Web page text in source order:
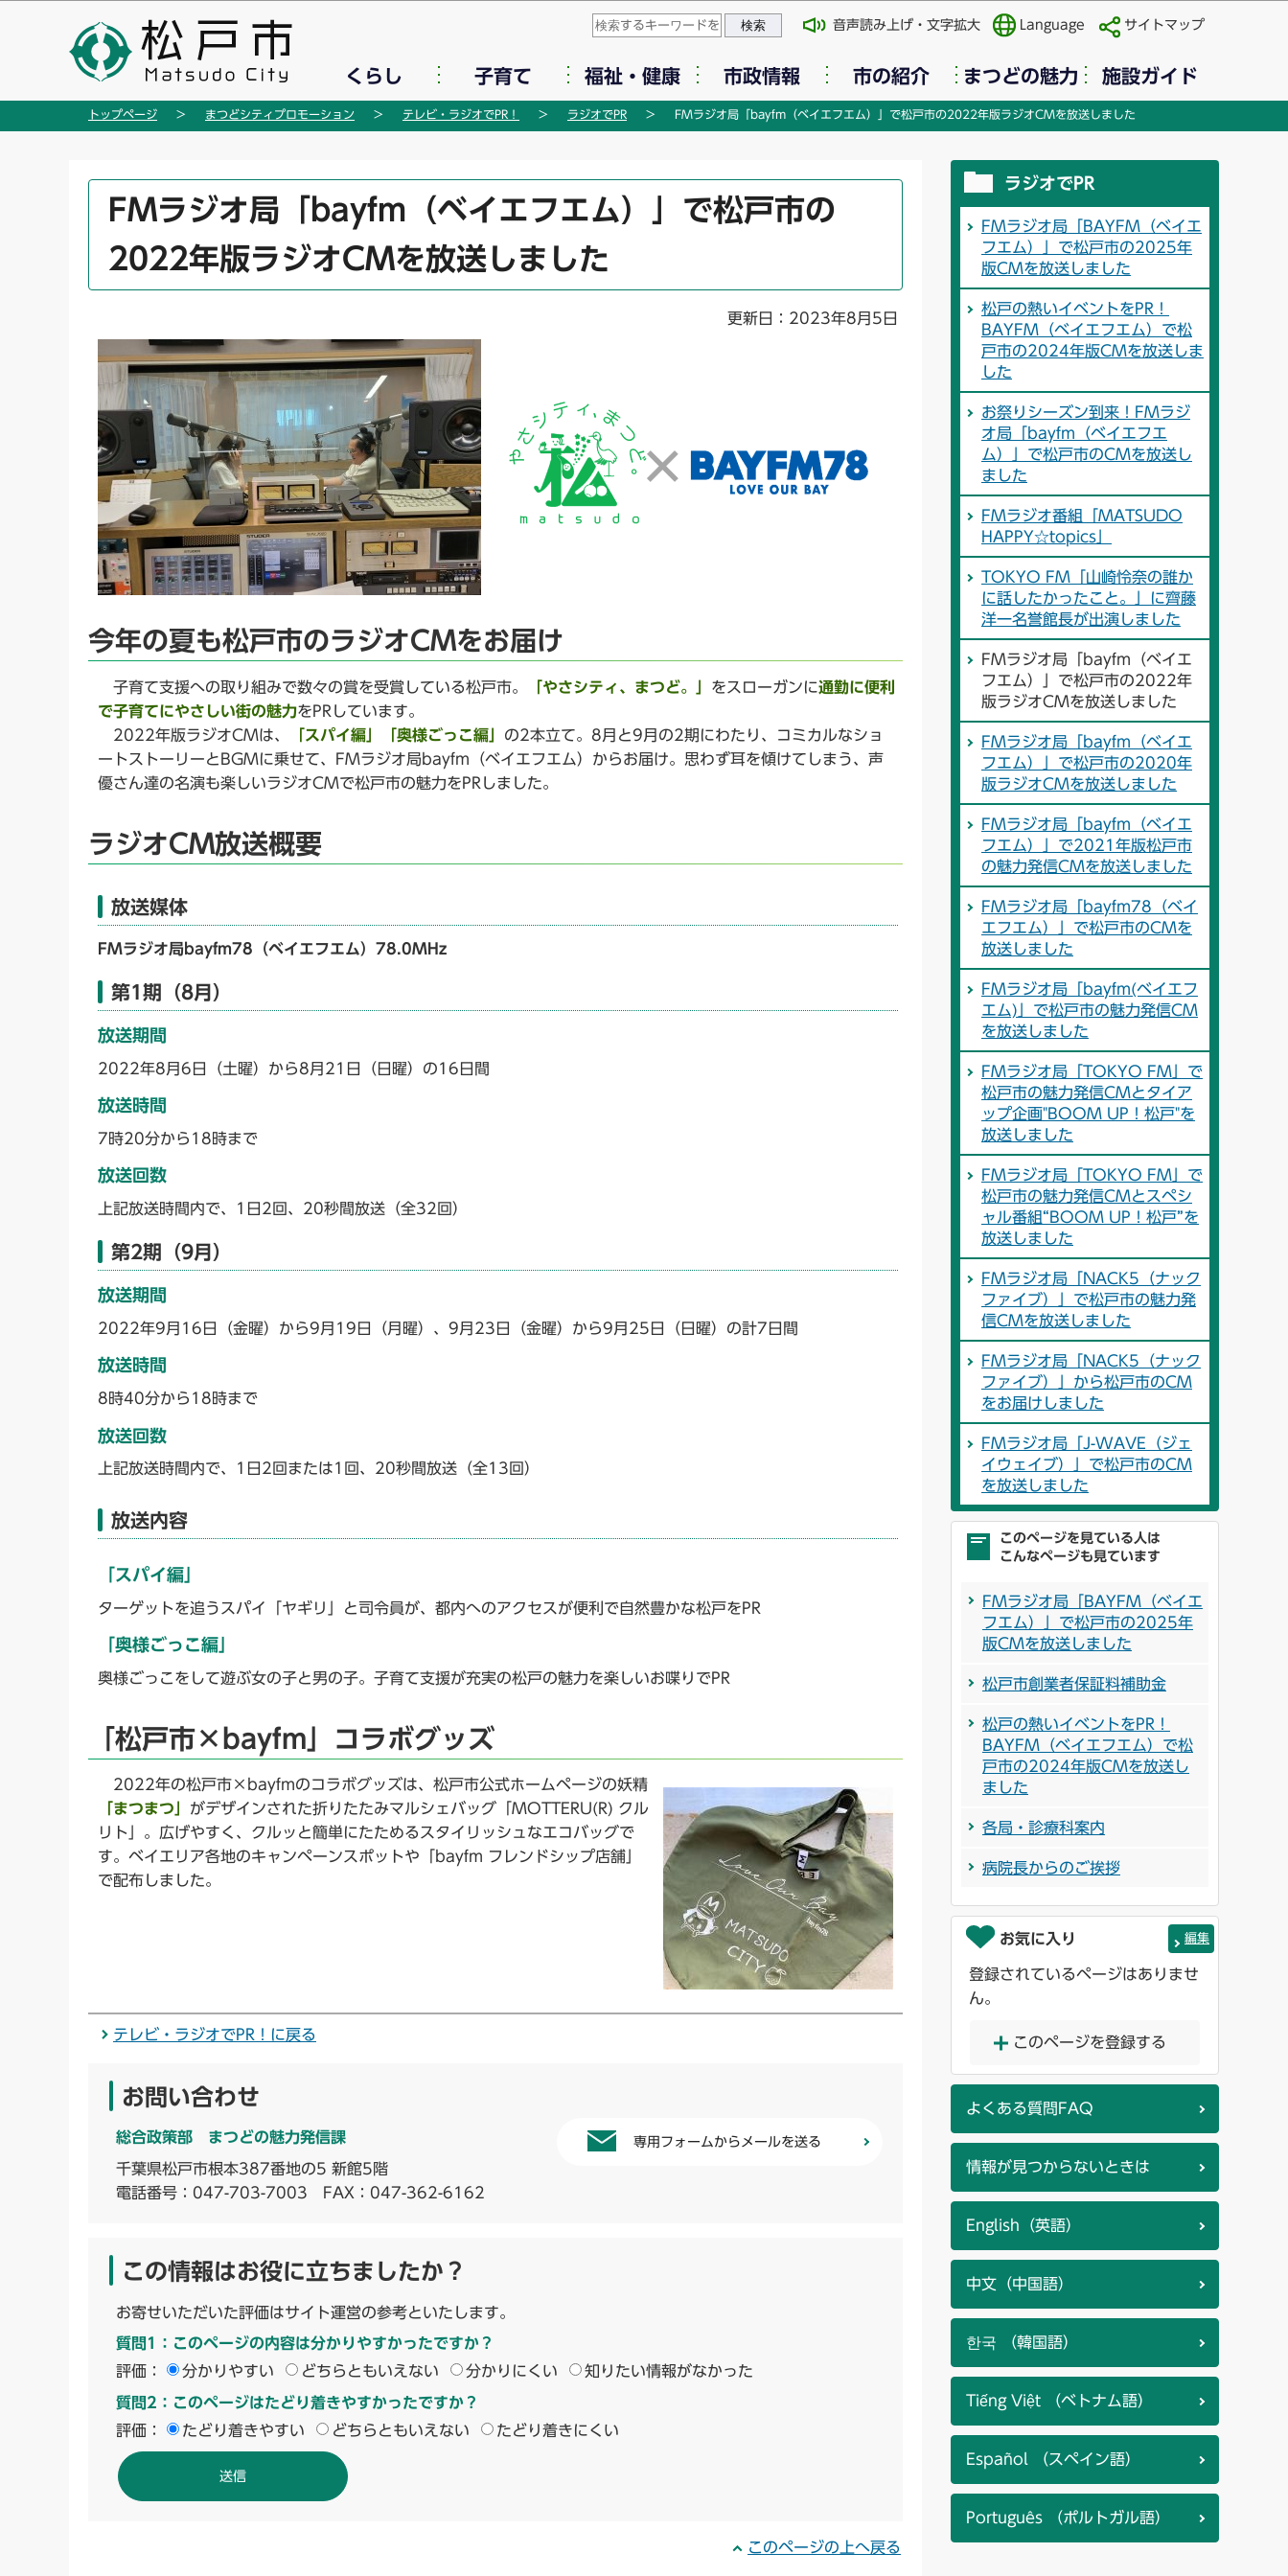
の
このページの本文へ移動
音声読み上げ・文字拡大 Language サイトマップ
くらし 子育て 福祉・健康 市政情報 市の紹介 まつどの魅力 施設ガイド
トップページ まつどシティプロモーション テレビ・ラジオでPR！ ラジオでPR FMラジオ局「bayfm（ベイエフエム）」で松戸市の2022年版ラジオCMを放送しました
か
FMラジオ局「bayfm（ベイエフエム）」で松戸市の
2022年版ラジオCMを放送しました
更新日：2023年8月5日
今年の夏も松戸市のラジオCMをお届け
子育て支援への取り組みで数々の賞を受賞している松戸市。 「やさシティ、まつど。」 をスローガンに通勤に便利
で子育てにやさしい街の魅力をPRしています。
2022年版ラジオCMは、
「スパイ編」「奥様ごっこ編」 の2本立て。8月と9月の2期にわたり、コミカルなショ
ートストーリーとBGMに乗せて、FMラジオ局bayfm（ベイエフエム）からお届け。思わず耳を傾けてしまう、声
優さん達の名演も楽しいラジオCMで松戸市の魅力をPRしました。
ラジオCM放送概要
放送媒体
FMラジオ局bayfm78（ベイエフエム）78.0MHz
第1期（8月）
放送期間
2022年8月6日（土曜）から8月21日（日曜）の16日間
放送時間
7時20分から18時まで
放送回数
上記放送時間内で、1日2回、20秒間放送（全32回）
第2期（9月）
放送期間
2022年9月16日（金曜）から9月19日（月曜）、9月23日（金曜）から9月25日（日曜）の計7日間
放送時間
8時40分から18時まで
放送回数
上記放送時間内で、1日2回または1回、20秒間放送（全13回）
放送内容
「スパイ編」
ターゲットを追うスパイ「ヤギリ」と司令員が、都内へのアクセスが便利で自然豊かな松戸をPR
「奥様ごっこ編」
奥様ごっこをして遊ぶ女の子と男の子。子育て支援が充実の松戸の魅力を楽しいお喋りでPR
「松戸市×bayfm」コラボグッズ
2022年の松戸市×bayfmのコラボグッズは、松戸市公式ホームページの妖精
「まつまつ」 がデザインされた折りたたみマルシェバッグ「MOTTERU(R) クル
リト」。広げやすく、クルッと簡単にたためるスタイリッシュなエコバッグで
す。ベイエリア各地のキャンペーンスポットや「bayfm フレンドシップ店舗」
で配布しました。
テレビ・ラジオでPR！に戻る
お問い合わせ
総合政策部 まつどの魅力発信課
千葉県松戸市根本387番地の5 新館5階
電話番号： 047-703-7003 FAX：047-362-6162
専用フォームからメールを送る
この情報はお役に立ちましたか？
お寄せいただいた評価はサイト運営の参考といたします。
質問1：このページの内容は分かりやすかったですか？
評価：
分かりやすい どちらともいえない 分かりにくい 知りたい情報がなかった
質問2：このページはたどり着きやすかったですか？
評価：
たどり着きやすい どちらともいえない たどり着きにくい
このページの上へ戻る
ラジオでPR
FMラジオ局「BAYFM（ベイエ
フエム）」で松戸市の2025年
版CMを放送しました
松戸の熱いイベントをPR！
BAYFM（ベイエフエム）で松
戸市の2024年版CMを放送しま
した
お祭りシーズン到来！FMラジ
オ局「bayfm（ベイエフエ
ム）」で松戸市のCMを放送し
ました
FMラジオ番組「MATSUDO
HAPPY☆topics」
TOKYO FM「山崎怜奈の誰か
に話したかったこと。」に齊藤
洋一名誉館長が出演しました
FMラジオ局「bayfm（ベイエ
フエム）」で松戸市の2022年
版ラジオCMを放送しました
FMラジオ局「bayfm（ベイエ
フエム）」で松戸市の2020年
版ラジオCMを放送しました
FMラジオ局「bayfm（ベイエ
フエム）」で2021年版松戸市
の魅力発信CMを放送しました
FMラジオ局「bayfm78（ベイ
エフエム）」で松戸市のCMを
放送しました
FMラジオ局「bayfm(ベイエフ
エム)」で松戸市の魅力発信CM
を放送しました
FMラジオ局「TOKYO FM」で
松戸市の魅力発信CMとタイア
ップ企画"BOOM UP！松戸"を
放送しました
FMラジオ局「TOKYO FM」で
松戸市の魅力発信CMとスペシ
ャル番組“BOOM UP！松戸”を
放送しました
FMラジオ局「NACK5（ナック
ファイブ）」で松戸市の魅力発
信CMを放送しました
FMラジオ局「NACK5（ナック
ファイブ）」から松戸市のCM
をお届けしました
FMラジオ局「J-WAVE（ジェ
イウェイブ）」で松戸市のCM
を放送しました
このページを見ている人は
こんなページも見ています
FMラジオ局「BAYFM（ベイエ
フエム）」で松戸市の2025年
版CMを放送しました
松戸市創業者保証料補助金
松戸の熱いイベントをPR！
BAYFM（ベイエフエム）で松
戸市の2024年版CMを放送し
ました
各局・診療科案内
病院長からのご挨拶
お気に入り 編集
登録されているページはありませ
ん。
このページを登録する
よくある質問FAQ
情報が見つからないときは
English（英語）
中文（中国語）
한국 （韓国語）
Tiếng Việt （ベトナム語）
Español （スペイン語）
Português （ポルトガル語）